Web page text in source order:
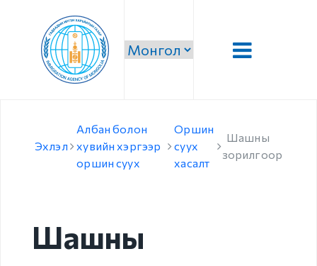
Удирдлага
Алсын хараа, эрхэм
Стратеги зорилго,
Эхлэл
Албан болон
хувийн хэргээр
оршин суух
Оршин
суух
хасалт
Шашны
зорилгоор
Шашны